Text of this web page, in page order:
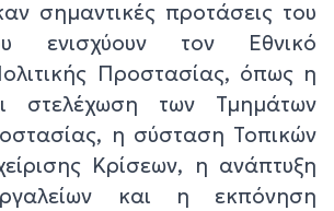
σημαντικές προτάσεις του
ενισχύουν τον Εθνικό
Προστασίας, όπως η
στελέχωση των Τμημάτων
η σύσταση Τοπικών
Κρίσεων, η ανάπτυξη
και η εκπόνηση